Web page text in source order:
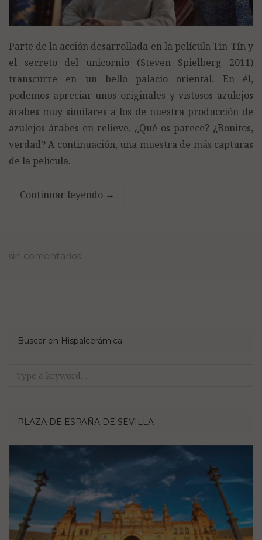
Parte de la acción desarrollada en la película Tin-Tín y
el secreto del unicornio (Steven Spielberg 2011)
transcurre en un bello palacio oriental. En él,
podemos apreciar unos originales y vistosos azulejos
árabes muy similares a los de nuestra producción de
azulejos árabes en relieve. ¿Qué os parece? ¿Bonitos,
verdad? A continuación, una muestra de más capturas
de la película.
Continuar leyendo →
sin comentarios
Buscar en Hispalcerámica
Search
PLAZA DE ESPAÑA DE SEVILLA